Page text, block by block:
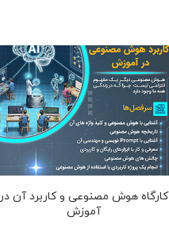
کارگاه هوش مصنوعی و کاربرد آن در
آموزش